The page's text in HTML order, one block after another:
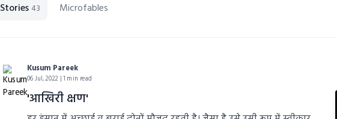
Stories 43 Microfables
Kusum Pareek
06 Jul, 2022 | 1 min read
'आखिरी क्षण'